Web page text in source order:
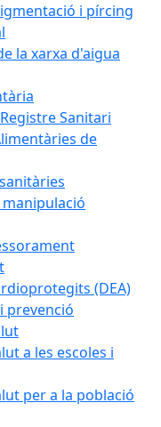
i pírcing
la xarxa d'aigua
Sanitari
de
(DEA)
prevenció
a les escoles i
per a la població